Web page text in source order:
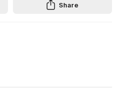
Share